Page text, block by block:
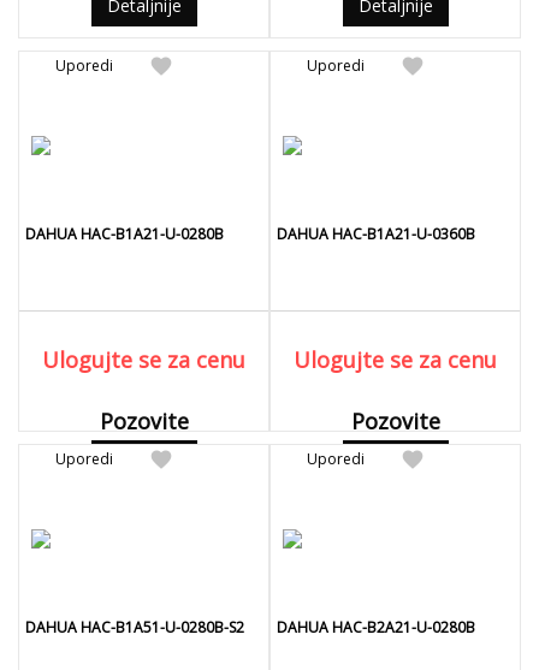
Detaljnije Detaljnije
favorite
Uporedi
DAHUA HAC-B1A21-U-0280B
Ulogujte se za cenu
Pozovite
Detaljnije
favorite
Uporedi
DAHUA HAC-B1A21-U-0360B
Ulogujte se za cenu
Pozovite
Detaljnije
favorite
Uporedi
DAHUA HAC-B1A51-U-0280B-S2
favorite
Uporedi
DAHUA HAC-B2A21-U-0280B